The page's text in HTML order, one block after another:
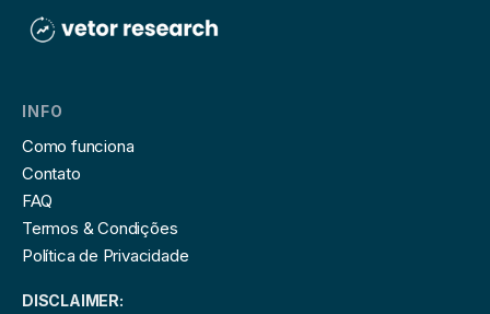
INFO
Como funciona
Contato
FAQ
Termos & Condições
Política de Privacidade
DISCLAIMER: